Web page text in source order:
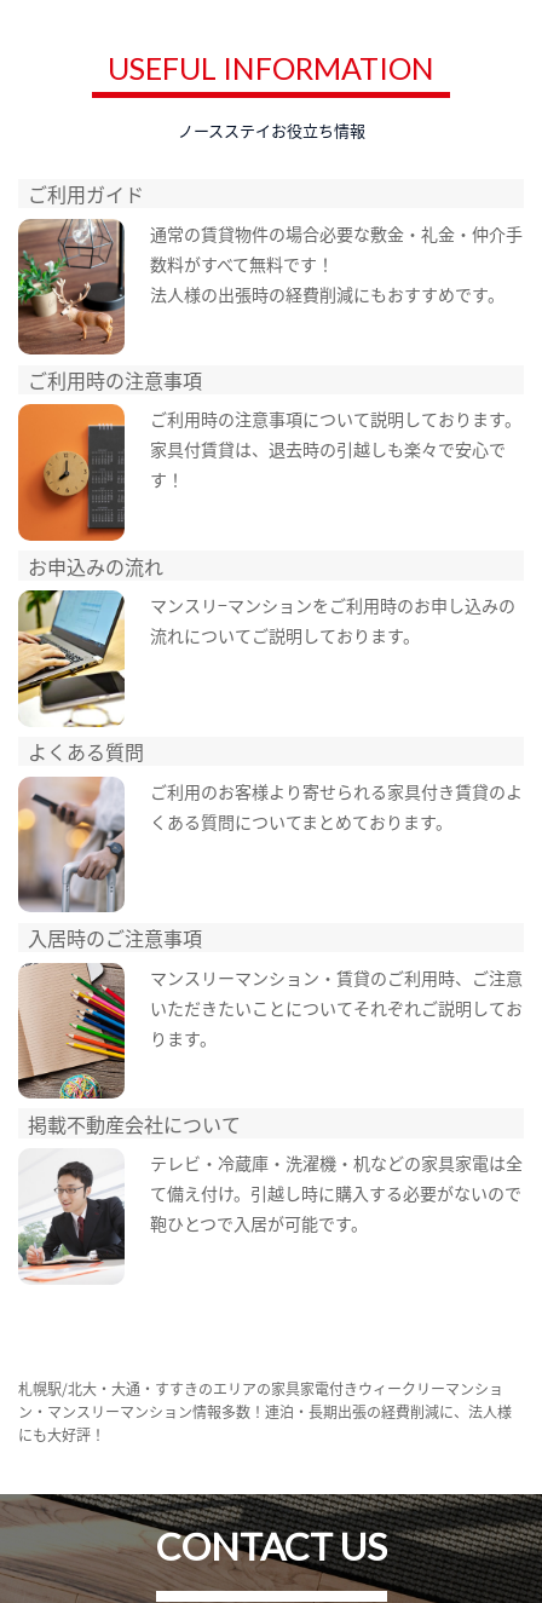
USEFUL INFORMATION
ノースステイお役立ち情報
ご利用ガイド
通常の賃貸物件の場合必要な敷金・礼金・仲介手
数料がすべて無料です！
法人様の出張時の経費削減にもおすすめです。
ご利用時の注意事項
ご利用時の注意事項について説明しております。
家具付賃貸は、退去時の引越しも楽々で安心で
す！
お申込みの流れ
マンスリ−マンションをご利用時のお申し込みの
流れについてご説明しております。
よくある質問
ご利用のお客様より寄せられる家具付き賃貸のよ
くある質問についてまとめております。
入居時のご注意事項
マンスリーマンション・賃貸のご利用時、ご注意
いただきたいことについてそれぞれご説明してお
ります。
掲載不動産会社について
テレビ・冷蔵庫・洗濯機・机などの家具家電は全
て備え付け。引越し時に購入する必要がないので
鞄ひとつで入居が可能です。
札幌駅/北大・大通・すすきのエリアの家具家電付きウィークリーマンショ
ン・マンスリーマンション情報多数！連泊・長期出張の経費削減に、法人様
にも大好評！
CONTACT US